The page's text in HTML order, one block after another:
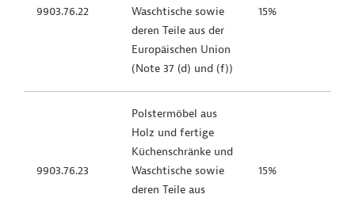
9903.76.22
Waschtische sowie
deren Teile aus der
Europäischen Union
(Note 37 (d) und (f))
15%
9903.76.23
Polstermöbel aus
Holz und fertige
Küchenschränke und
Waschtische sowie
deren Teile aus
15%